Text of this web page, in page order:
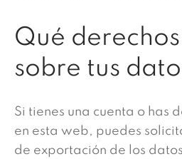
Qué
sobre tus
Si tienes una cuenta o has
en esta web, puedes
de exportación de los